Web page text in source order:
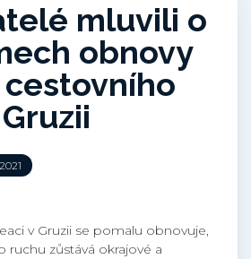
mluvili o
obnovy
v Gruzii se pomalu obnovuje,
ruchu zůstává okrajové a